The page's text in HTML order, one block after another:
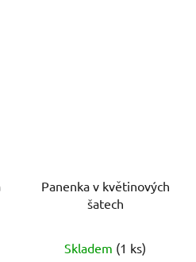
Panenka v květinových
šatech
Skladem (1 ks)